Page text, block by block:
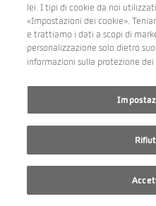
lei. I tipi di cookie da noi
«Impostazioni dei cookie».
e trattiamo i dati a scopi di
personalizzazione solo dietro
informazioni sulla protezione